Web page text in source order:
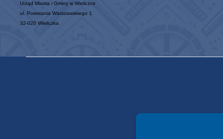
Urząd Miasta i Gminy w Wieliczce
ul. Powstania Warszawskiego 1
32-020 Wieliczka
Spełniamy standardy WCAG 2.2
Spełniamy standardy W3C